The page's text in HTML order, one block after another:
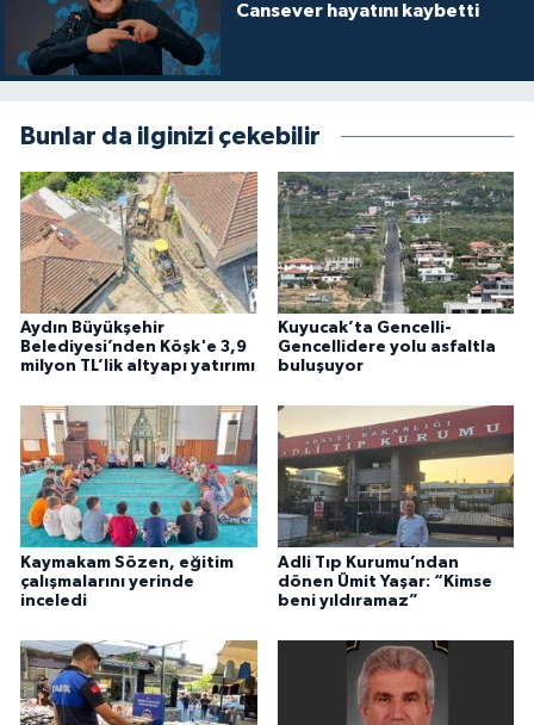
Cansever hayatını kaybetti
Bunlar da ilginizi çekebilir
Aydın Büyükşehir
Belediyesi’nden Köşk'e 3,9
milyon TL’lik altyapı yatırımı
Kuyucak’ta Gencelli-
Gencellidere yolu asfaltla
buluşuyor
Kaymakam Sözen, eğitim
çalışmalarını yerinde
inceledi
Adli Tıp Kurumu’ndan
dönen Ümit Yaşar: “Kimse
beni yıldıramaz”